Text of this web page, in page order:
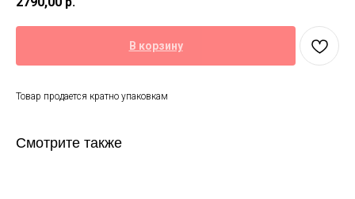
В корзину
Товар продается кратно упаковкам
Смотрите также